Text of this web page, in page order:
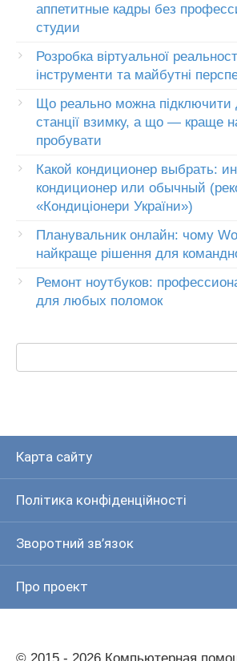
аппетитные кадры без
студии
Розробка віртуальної
інструменти та майбутні
Що реально можна підключити
станції взимку, а що — краще
пробувати
Какой кондиционер выбрать:
кондиционер или обычный
«Кондиціонери України»)
Планувальник онлайн: чому
найкраще рішення для
Ремонт ноутбуков:
для любых поломок
Карта сайту
Політика конфіденційності
Зворотний зв’язок
Про проект
© 2015 - 2026 Компьютерная